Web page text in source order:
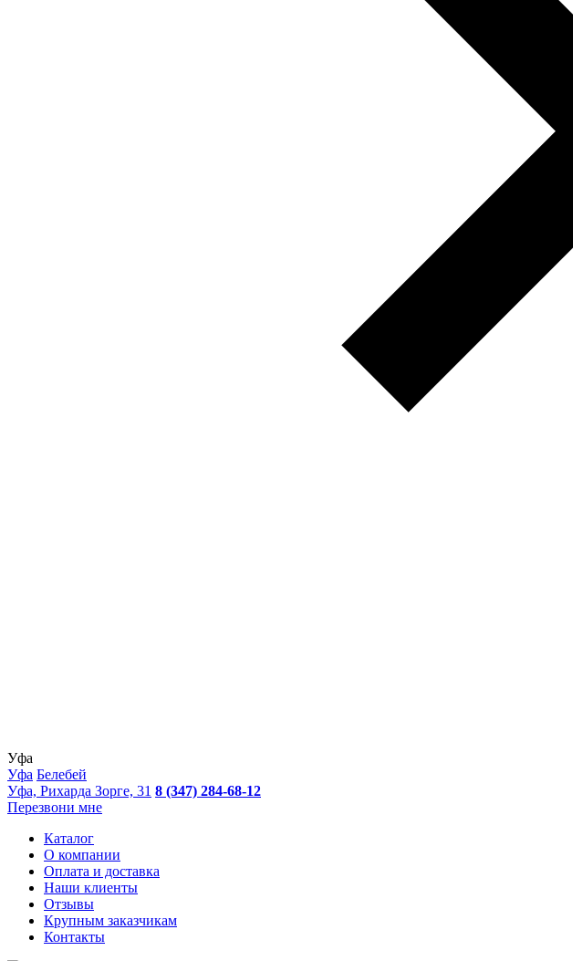
Уфа
Уфа Белебей
Уфа, Рихарда Зорге, 31 8 (347) 284-68-12
Перезвони мне
Каталог
О компании
Оплата и доставка
Наши клиенты
Отзывы
Крупным заказчикам
Контакты